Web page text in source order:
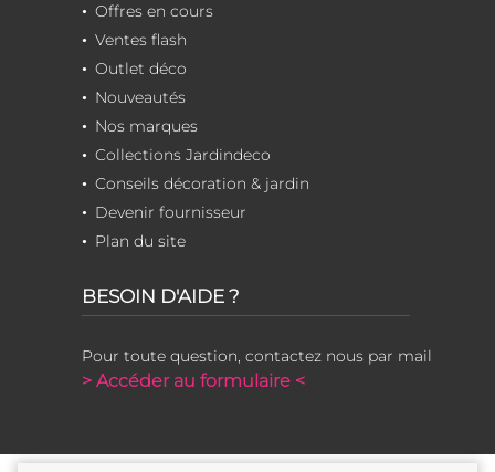
Offres en cours
Ventes flash
Outlet déco
Nouveautés
Nos marques
Collections Jardindeco
Conseils décoration & jardin
Devenir fournisseur
Plan du site
BESOIN D'AIDE ?
Pour toute question, contactez nous par mail
> Accéder au formulaire <